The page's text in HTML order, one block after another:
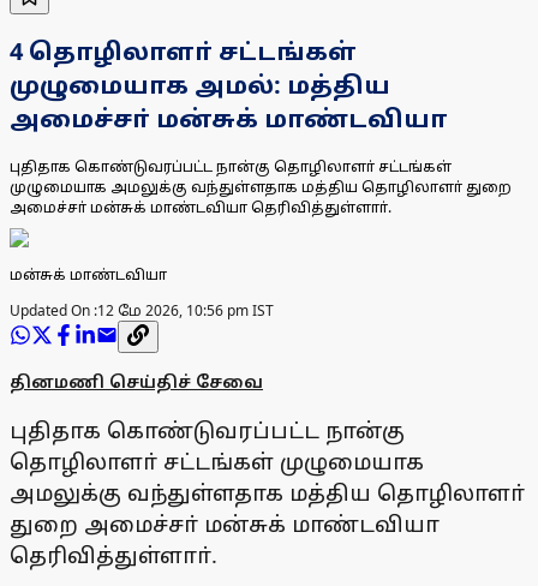
4 தொழிலாளா் சட்டங்கள்
முழுமையாக அமல்: மத்திய
அமைச்சா் மன்சுக் மாண்டவியா
புதிதாக கொண்டுவரப்பட்ட நான்கு தொழிலாளா் சட்டங்கள்
முழுமையாக அமலுக்கு வந்துள்ளதாக மத்திய தொழிலாளா் துறை
அமைச்சா் மன்சுக் மாண்டவியா தெரிவித்துள்ளாா்.
மன்சுக் மாண்டவியா
Updated On :12 மே 2026, 10:56 pm IST
தினமணி செய்திச் சேவை
புதிதாக கொண்டுவரப்பட்ட நான்கு
தொழிலாளா் சட்டங்கள் முழுமையாக
அமலுக்கு வந்துள்ளதாக மத்திய தொழிலாளா்
துறை அமைச்சா் மன்சுக் மாண்டவியா
தெரிவித்துள்ளாா்.